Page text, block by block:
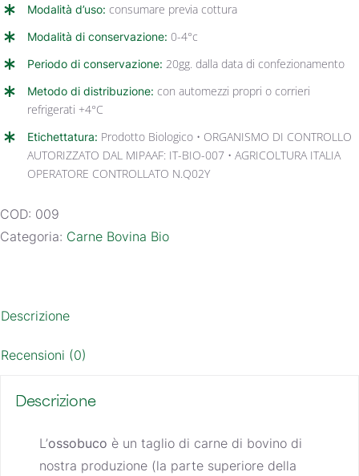
Modalità d’uso: consumare previa cottura
Modalità di conservazione: 0-4°c
Periodo di conservazione: 20gg. dalla data di confezionamento
Metodo di distribuzione: con automezzi propri o corrieri
refrigerati +4°C
Etichettatura: Prodotto Biologico • ORGANISMO DI CONTROLLO
AUTORIZZATO DAL MIPAAF: IT-BIO-007 • AGRICOLTURA ITALIA
OPERATORE CONTROLLATO N.Q02Y
COD: 009
Categoria: Carne Bovina Bio
Descrizione
Recensioni (0)
Descrizione
L’ossobuco è un taglio di carne di bovino di
nostra produzione (la parte superiore della